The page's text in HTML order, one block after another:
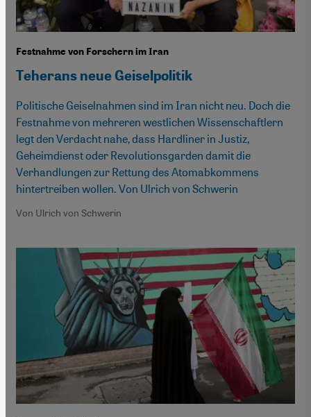
Festnahme von Forschern im Iran
Teherans neue Geiselpolitik
Politische Geiselnahmen sind im Iran nicht neu. Doch die
Festnahme von mehreren westlichen Wissenschaftlern
legt den Verdacht nahe, dass Hardliner in Justiz,
Geheimdienst oder Revolutionsgarden damit die
Verhandlungen zur Rettung des Atomabkommens
hintertreiben wollen. Von Ulrich von Schwerin
Von Ulrich von Schwerin